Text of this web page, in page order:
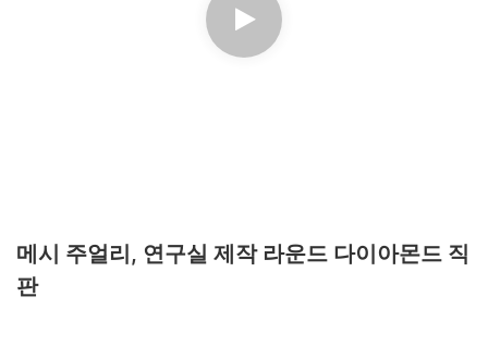
메시 주얼리, 연구실 제작 라운드 다이아몬드 직
판